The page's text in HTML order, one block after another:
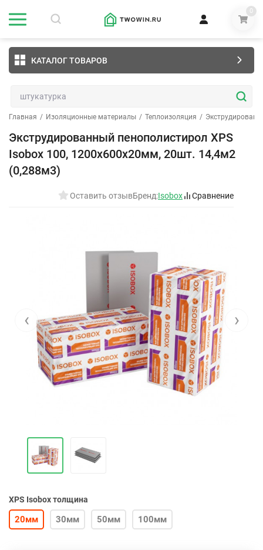
0
КАТАЛОГ ТОВАРОВ
Главная / Изоляционные материалы / Теплоизоляция /
Экструдированный пенополистирол XPS
Isobox 100, 1200х600х20мм, 20шт. 14,4м2
(0,288м3)
Оставить отзывБренд:Isobox Сравнение
‹ ›
XPS Isobox толщина
20мм 30мм 50мм 100мм